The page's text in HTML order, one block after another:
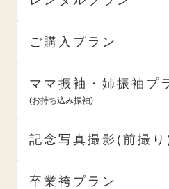
ご購入プラン
ママ振袖・姉振袖プ
(お持ち込み振袖)
記念写真撮影(前撮り
卒業袴プラン